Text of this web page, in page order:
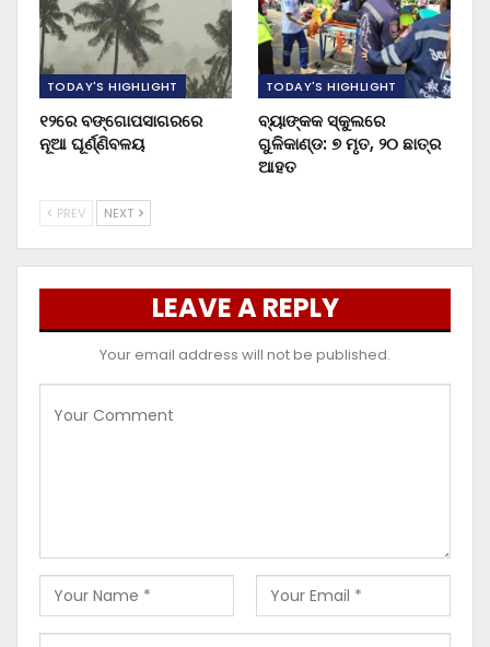
TODAY'S HIGHLIGHT
୧୨ରେ ବଙ୍ଗୋପସାଗରରେ
ନୂଆ ଘୂର୍ଣ୍ଣିବଳୟ
TODAY'S HIGHLIGHT
ବ୍ୟାଙ୍କକ ସ୍କୁଲରେ
ଗୁଳିକାଣ୍ଡ: ୭ ମୃତ, ୨୦ ଛାତ୍ର
ଆହତ
PREV NEXT
LEAVE A REPLY
Your email address will not be published.